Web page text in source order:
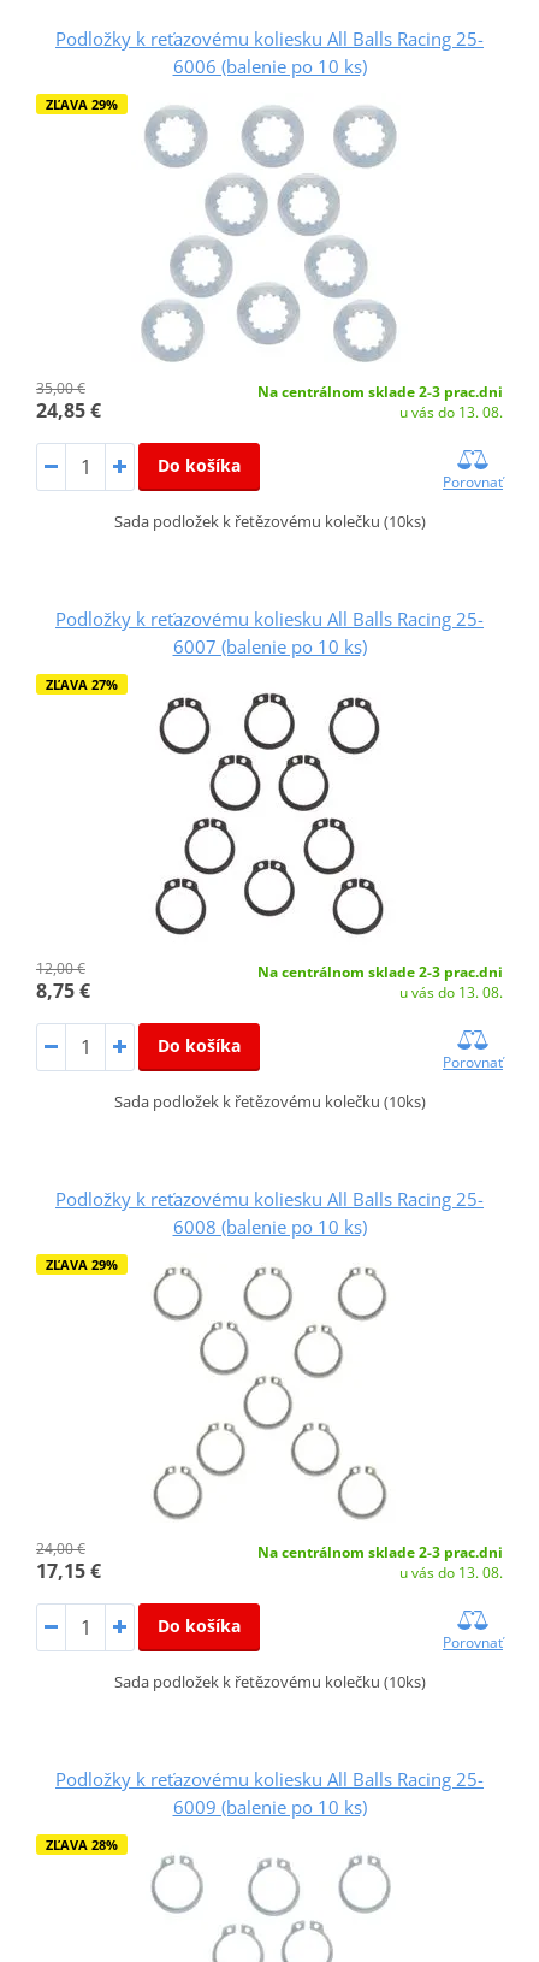
Podložky k reťazovému koliesku All Balls Racing 25-
6006 (balenie po 10 ks)
ZĽAVA 29%
35,00 €
24,85 €
Na centrálnom sklade 2-3 prac.dni
u vás do 13. 08.
Do košíka
Porovnať
Sada podložek k řetězovému kolečku (10ks)
Podložky k reťazovému koliesku All Balls Racing 25-
6007 (balenie po 10 ks)
ZĽAVA 27%
12,00 €
8,75 €
Na centrálnom sklade 2-3 prac.dni
u vás do 13. 08.
Do košíka
Porovnať
Sada podložek k řetězovému kolečku (10ks)
Podložky k reťazovému koliesku All Balls Racing 25-
6008 (balenie po 10 ks)
ZĽAVA 29%
24,00 €
17,15 €
Na centrálnom sklade 2-3 prac.dni
u vás do 13. 08.
Do košíka
Porovnať
Sada podložek k řetězovému kolečku (10ks)
Podložky k reťazovému koliesku All Balls Racing 25-
6009 (balenie po 10 ks)
ZĽAVA 28%